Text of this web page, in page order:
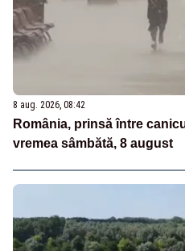
8 aug. 2026, 08:42
România, prinsă între
vremea sâmbătă, 8 august